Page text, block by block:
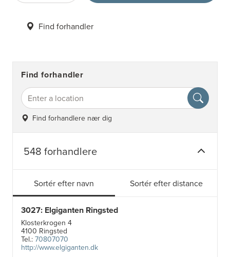
Find forhandler
Find forhandler
Find forhandlere nær dig
548 forhandlere
Sortér efter navn Sortér efter distance
3027: Elgiganten Ringsted
Klosterkrogen 4
4100 Ringsted
Tel.: 70807070
http://www.elgiganten.dk